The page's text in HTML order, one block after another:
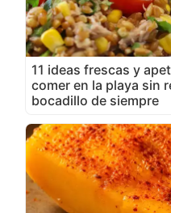
11 ideas frescas y
comer en la playa sin
bocadillo de siempre